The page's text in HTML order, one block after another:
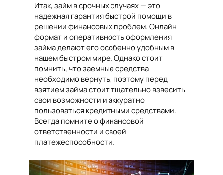
Итак, займ в срочных случаях — это
надежная гарантия быстрой помощи в
решении финансовых проблем. Онлайн
формат и оперативность оформления
займа делают его особенно удобным в
нашем быстром мире. Однако стоит
помнить, что заемные средства
необходимо вернуть, поэтому перед
взятием займа стоит тщательно взвесить
свои возможности и аккуратно
пользоваться кредитными средствами.
Всегда помните о финансовой
ответственности и своей
платежеспособности.